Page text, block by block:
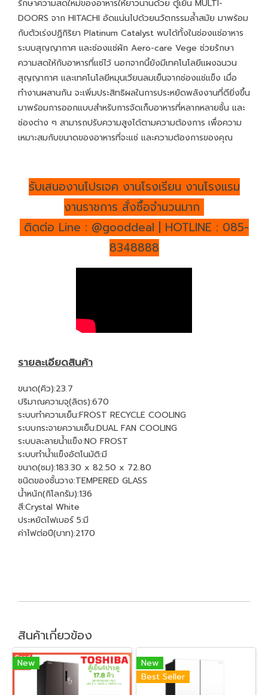
รักษาความสดใหม่ของอาหารให้ยาวนานด้วย ตู้เย็น MULTI-
DOORS จาก HITACHI อัดแน่นไปด้วยนวัตกรรมล้ำสมัย มาพร้อม
กับตัวเร่งปฏิกิริยา Platinum Catalyst พบได้ทั้งในช่องแช่อาหาร
ระบบสุญญากาศ และช่องแช่ผัก Aero-care Vege ช่วยรักษา
ความสดให้กับอาหารที่แช่ไว้ นอกจากนี้ยังมีเทคโนโลยีแผงฉนวน
สุญญากาศ และเทคโนโลยีหมุนเวียนลมเย็นจากช่องแช่แข็ง เมื่อ
ทำงานผสานกัน จะเพิ่มประสิทธิผลในการประหยัดพลังงานที่ดียิ่งขึ้น
มาพร้อมการออกแบบสำหรับการจัดเก็บอาหารที่หลากหลายชั้น และ
ช่องต่าง ๆ สามารถปรับความสูงได้ตามความต้องการ เพื่อความ
เหมาะสมกับขนาดของอาหารที่จะแช่ และความต้องการของคุณ
รับเสนองานโปรเจค งานโรงเรียน งานโรงแรม
งานราชการ สั่งซื้อจำนวนมาก
ติดต่อ Line : @gooddeal | HOTLINE : 085-
8348888
รายละเอียดสินค้า
ขนาด(คิว):23.7
ปริมาณความจุ(ลิตร):670
ระบบทำความเย็น:FROST RECYCLE COOLING
ระบบกระจายความเย็น:DUAL FAN COOLING
ระบบละลายน้ำแข็ง:NO FROST
ระบบทำน้ำแข็งอัตโนมัติ:มี
ขนาด(ซม):183.30 x 82.50 x 72.80
ชนิดของชั้นวาง:TEMPERED GLASS
น้ำหนัก(กิโลกรัม):136
สี:Crystal White
ประหยัดไฟเบอร์ 5:มี
ค่าไฟต่อปี(บาท):2170
สินค้าเกี่ยวข้อง
New
New
Best Seller